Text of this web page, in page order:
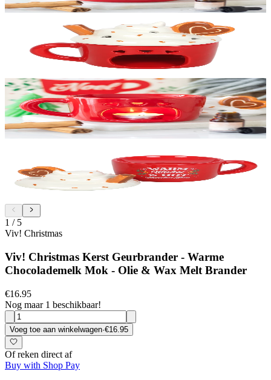
1 / 5
Viv! Christmas
Viv! Christmas Kerst Geurbrander - Warme
Chocolademelk Mok - Olie & Wax Melt Brander
€16.95
Nog maar 1 beschikbaar!
Voeg toe aan winkelwagen·€16.95
Of reken direct af
Buy with Shop Pay